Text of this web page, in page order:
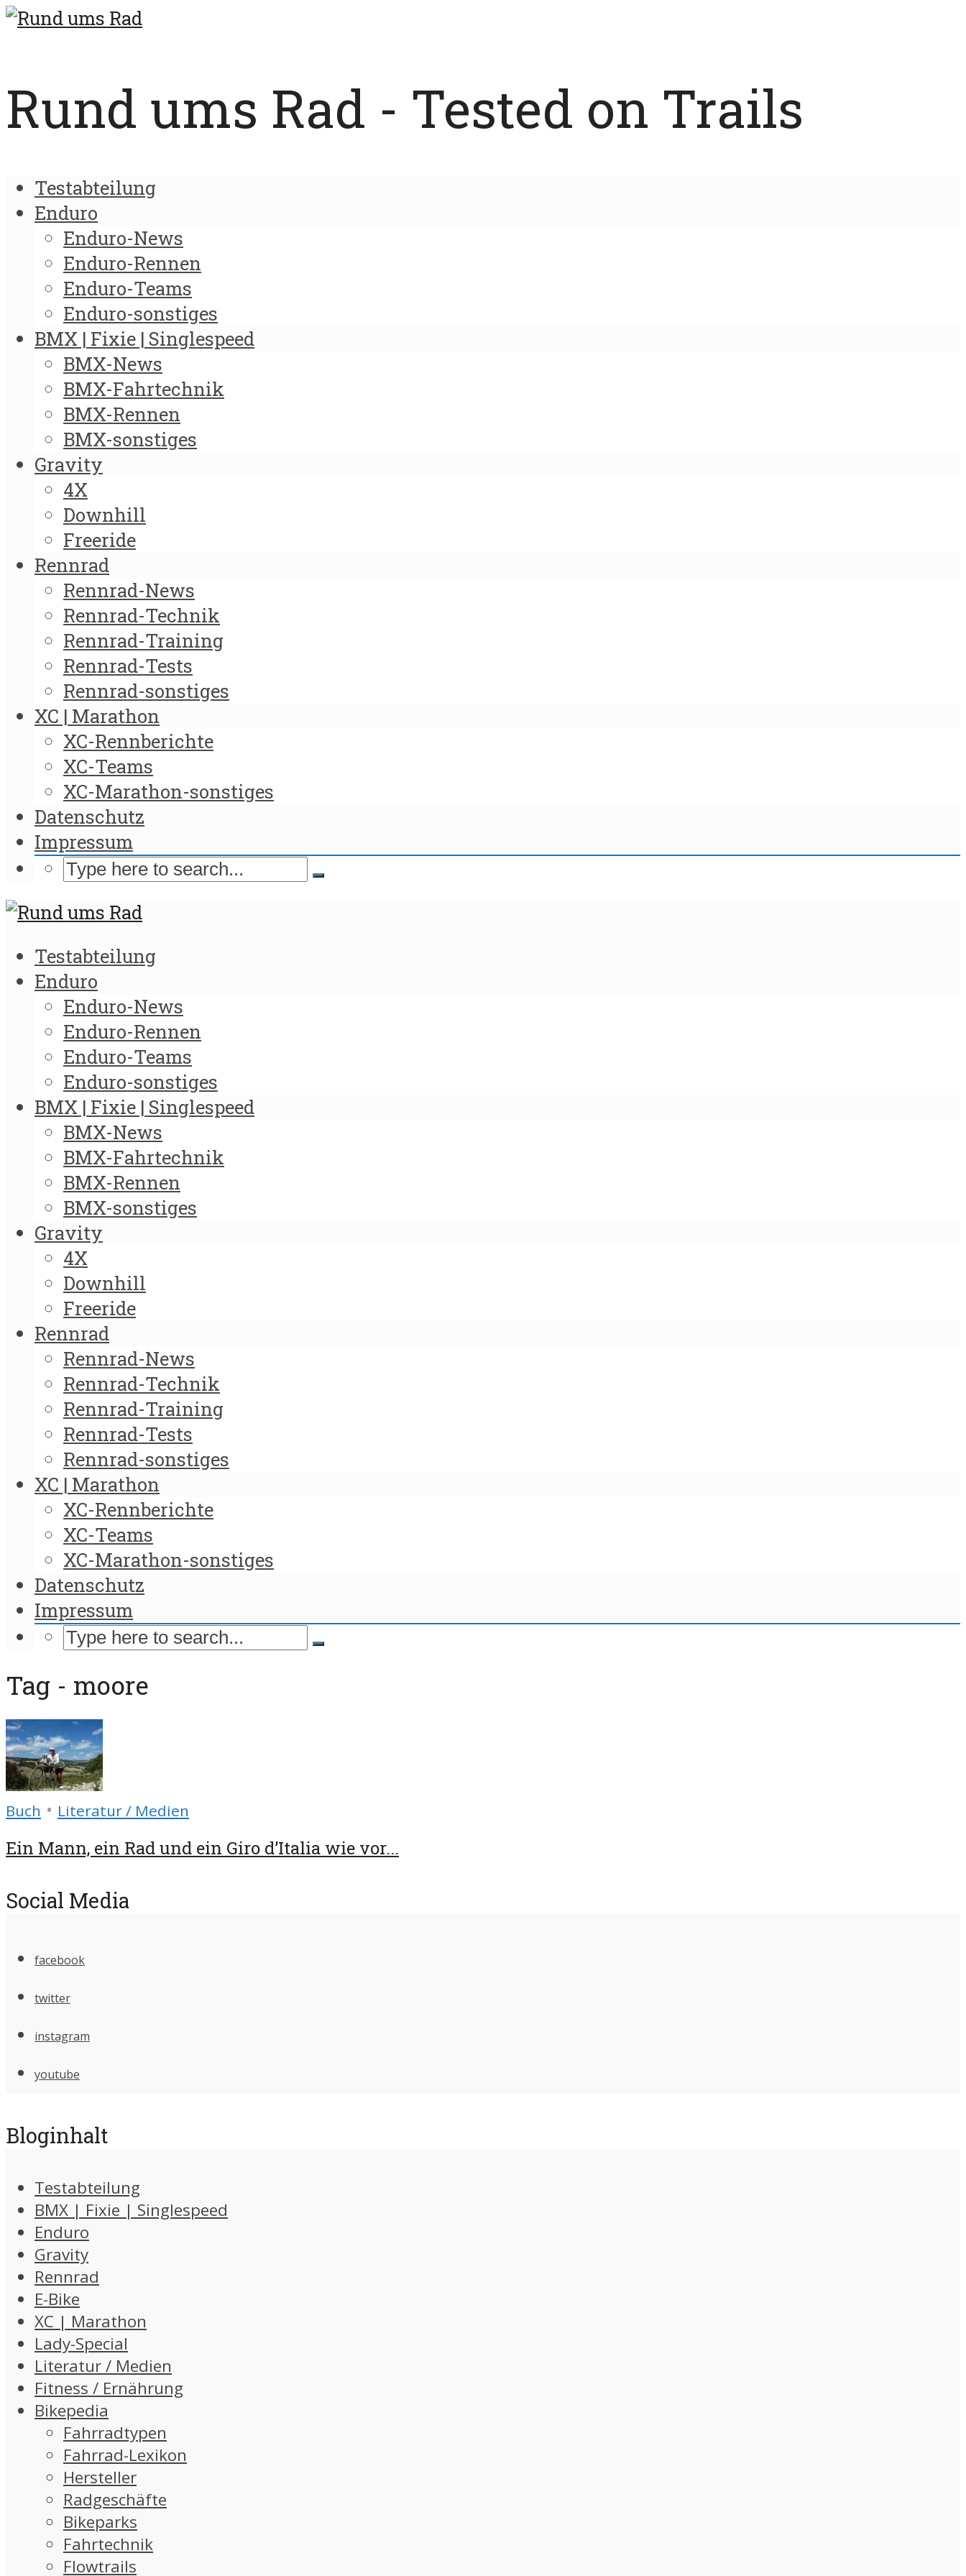
Rund ums Rad - Tested on Trails
Testabteilung
Enduro
Enduro-News
Enduro-Rennen
Enduro-Teams
Enduro-sonstiges
BMX | Fixie | Singlespeed
BMX-News
BMX-Fahrtechnik
BMX-Rennen
BMX-sonstiges
Gravity
4X
Downhill
Freeride
Rennrad
Rennrad-News
Rennrad-Technik
Rennrad-Training
Rennrad-Tests
Rennrad-sonstiges
XC | Marathon
XC-Rennberichte
XC-Teams
XC-Marathon-sonstiges
Datenschutz
Impressum
Testabteilung
Enduro
Enduro-News
Enduro-Rennen
Enduro-Teams
Enduro-sonstiges
BMX | Fixie | Singlespeed
BMX-News
BMX-Fahrtechnik
BMX-Rennen
BMX-sonstiges
Gravity
4X
Downhill
Freeride
Rennrad
Rennrad-News
Rennrad-Technik
Rennrad-Training
Rennrad-Tests
Rennrad-sonstiges
XC | Marathon
XC-Rennberichte
XC-Teams
XC-Marathon-sonstiges
Datenschutz
Impressum
Tag - moore
Buch • Literatur / Medien
Ein Mann, ein Rad und ein Giro d’Italia wie vor...
Social Media
facebook
twitter
instagram
youtube
Bloginhalt
Testabteilung
BMX | Fixie | Singlespeed
Enduro
Gravity
Rennrad
E-Bike
XC | Marathon
Lady-Special
Literatur / Medien
Fitness / Ernährung
Bikepedia
Fahrradtypen
Fahrrad-Lexikon
Hersteller
Radgeschäfte
Bikeparks
Fahrtechnik
Flowtrails